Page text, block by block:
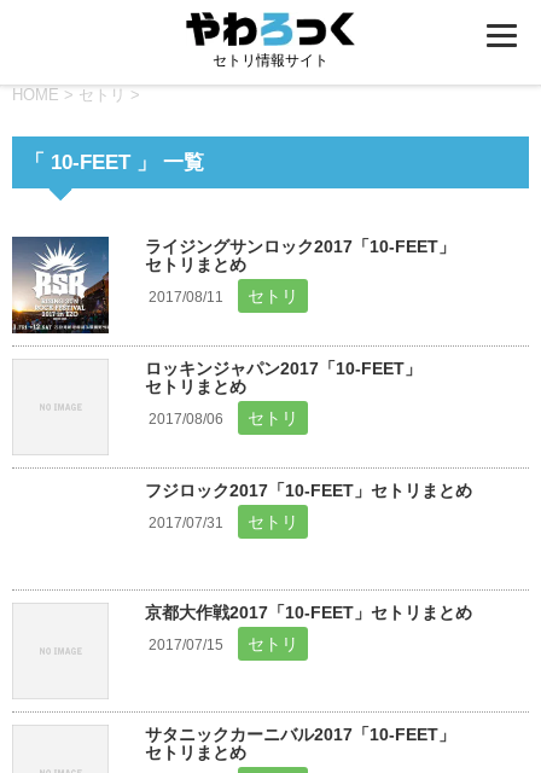
セトリ情報サイト
HOME > セトリ >
「 10-FEET 」 一覧
ライジングサンロック2017「10-FEET」
セトリまとめ
2017/08/11 セトリ
ロッキンジャパン2017「10-FEET」
セトリまとめ
2017/08/06 セトリ
フジロック2017「10-FEET」セトリまとめ
2017/07/31 セトリ
京都大作戦2017「10-FEET」セトリまとめ
2017/07/15 セトリ
サタニックカーニバル2017「10-FEET」
セトリまとめ